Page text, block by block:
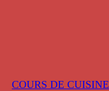
COURS DE CUISINE